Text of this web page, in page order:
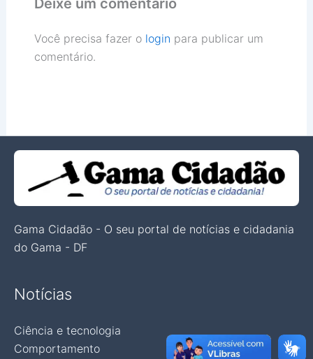
Deixe um comentário
Você precisa fazer o login para publicar um
comentário.
Gama Cidadão - O seu portal de notícias e cidadania
do Gama - DF
Notícias
Ciência e tecnologia
Comportamento